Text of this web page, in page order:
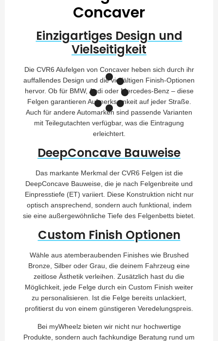
Concaver
Einzigartiges Design und
Vielseitigkeit
Die CVR6 Alufelgen von Concaver heben sich durch ihr
auffallendes Design und die vielfältigen Finish-Optionen
hervor. Ob für BMW, Audi oder Mercedes-Benz – diese
Felgen garantieren Aufmerksamkeit auf jeder Straße.
Auch für andere Automarken sind passende Varianten
mit Teilegutachten verfügbar, was die Eintragung
erleichtert.
DeepConcave Bauweise
Das markante Merkmal der CVR6 Felgen ist die
DeepConcave Bauweise, die je nach Felgenbreite und
Einpresstiefe (ET) variiert. Diese Konstruktion nicht nur
optisch ansprechend, sondern auch funktional, indem
sie eine außergewöhnliche Tiefe des Felgenbetts bietet.
Custom Finish Optionen
Wähle aus atemberaubenden Finishes wie Brushed
Bronze, Silber oder Grau, die deinem Fahrzeug eine
zeitlose Ästhetik verleihen. Zusätzlich hast du die
Möglichkeit, jede Felge durch ein Custom Finish weiter
zu personalisieren. Ist die Felge bereits unlackiert,
profitierst du von einem günstigeren Veredelungspreis.
Bei myWheelz bieten wir nicht nur hochwertige
Produkte, sondern auch fachkundige Beratung rund um